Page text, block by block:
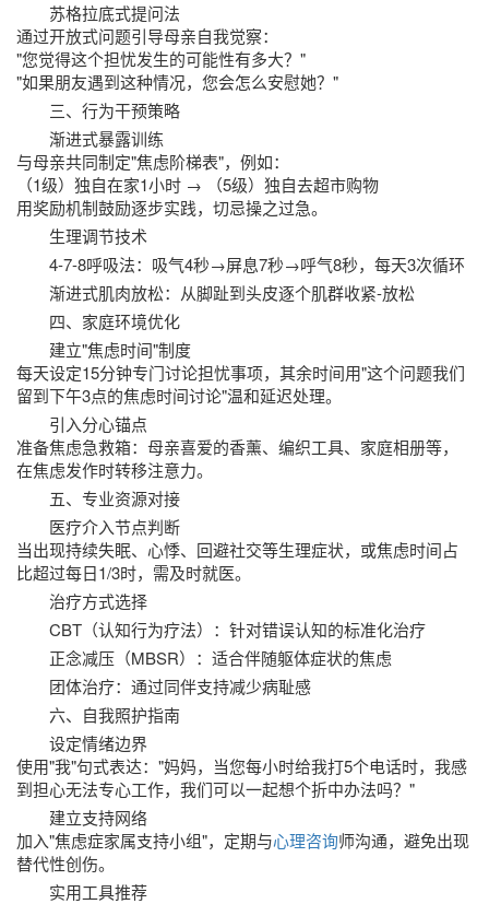
苏格拉底式提问法
通过开放式问题引导母亲自我觉察：
"您觉得这个担忧发生的可能性有多大？"
"如果朋友遇到这种情况，您会怎么安慰她？"
三、行为干预策略
渐进式暴露训练
与母亲共同制定"焦虑阶梯表"，例如：
（1级）独自在家1小时 → （5级）独自去超市购物
用奖励机制鼓励逐步实践，切忌操之过急。
生理调节技术
4-7-8呼吸法：吸气4秒→屏息7秒→呼气8秒，每天3次循环
渐进式肌肉放松：从脚趾到头皮逐个肌群收紧-放松
四、家庭环境优化
建立"焦虑时间"制度
每天设定15分钟专门讨论担忧事项，其余时间用"这个问题我们
留到下午3点的焦虑时间讨论"温和延迟处理。
引入分心锚点
准备焦虑急救箱：母亲喜爱的香薰、编织工具、家庭相册等，
在焦虑发作时转移注意力。
五、专业资源对接
医疗介入节点判断
当出现持续失眠、心悸、回避社交等生理症状，或焦虑时间占
比超过每日1/3时，需及时就医。
治疗方式选择
CBT（认知行为疗法）：针对错误认知的标准化治疗
正念减压（MBSR）：适合伴随躯体症状的焦虑
团体治疗：通过同伴支持减少病耻感
六、自我照护指南
设定情绪边界
使用"我"句式表达："妈妈，当您每小时给我打5个电话时，我感
到担心无法专心工作，我们可以一起想个折中办法吗？"
建立支持网络
加入"焦虑症家属支持小组"，定期与心理咨询师沟通，避免出现
替代性创伤。
实用工具推荐